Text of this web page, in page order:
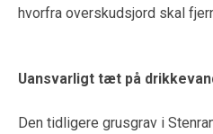
hvorfra overskudsjord skal
Uansvarligt tæt på
Den tidligere grusgrav i